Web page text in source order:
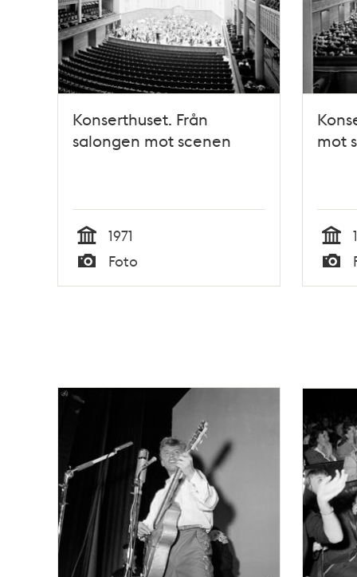
Konserthuset. Från
salongen mot scenen
Tid
1971
Typ
Foto
mot
Tid
Typ